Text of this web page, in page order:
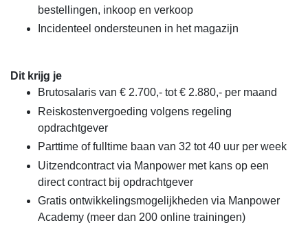
bestellingen, inkoop en verkoop
Incidenteel ondersteunen in het magazijn
Dit krijg je
Brutosalaris van € 2.700,- tot € 2.880,- per maand
Reiskostenvergoeding volgens regeling
opdrachtgever
Parttime of fulltime baan van 32 tot 40 uur per week
Uitzendcontract via Manpower met kans op een
direct contract bij opdrachtgever
Gratis ontwikkelingsmogelijkheden via Manpower
Academy (meer dan 200 online trainingen)